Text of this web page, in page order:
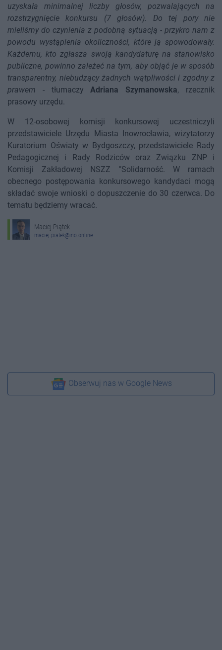
uzyskała minimalnej liczby głosów, pozwalających na
rozstrzygnięcie konkursu (7 głosów). Do tej pory nie
mieliśmy do czynienia z podobną sytuacją - przykro nam z
powodu wystąpienia okoliczności, które ją spowodowały.
Każdemu, kto zgłasza swoją kandydaturę na stanowisko
publiczne, powinno zależeć na tym, aby objąć je w sposób
transparentny, niebudzący żadnych wątpliwości i zgodny z
prawem - tłumaczyAdriana Szymanowska, rzecznik
prasowy urzędu.
W 12-osobowej komisji konkursowej uczestniczyli
przedstawiciele Urzędu Miasta Inowrocławia, wizytatorzy
Kuratorium Oświaty w Bydgoszczy, przedstawiciele Rady
Pedagogicznej i Rady Rodziców oraz Związku ZNP i
Komisji Zakładowej NSZZ "Solidarność. W ramach
obecnego postępowania konkursowego kandydaci mogą
składać swoje wnioski o dopuszczenie do 30 czerwca. Do
tematu będziemy wracać.
Maciej Piątek
maciej.piatek@ino.online
Obserwuj nas w Google News